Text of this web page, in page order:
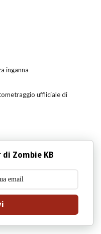
inganna
uffiiciale di
Zombie KB